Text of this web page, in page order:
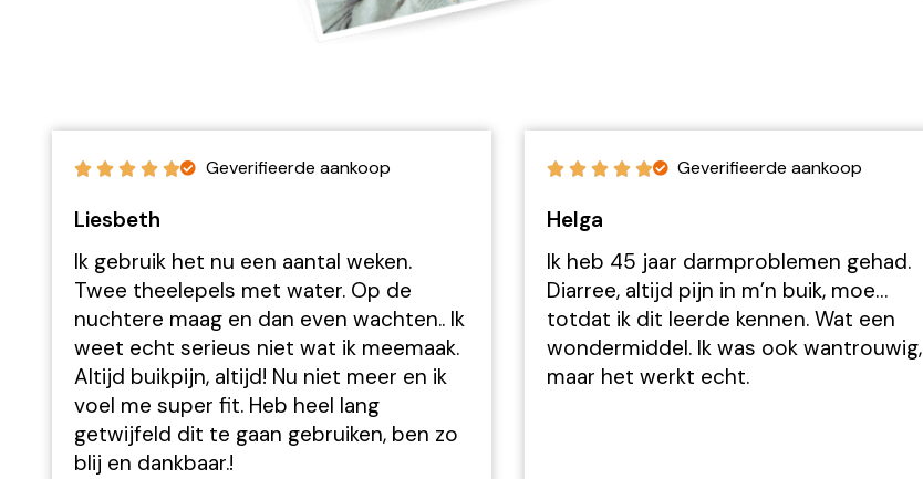
Geverifieerde aankoop
Liesbeth
Ik gebruik het nu een aantal weken.
Twee theelepels met water. Op de
nuchtere maag en dan even wachten.. Ik
weet echt serieus niet wat ik meemaak.
Altijd buikpijn, altijd! Nu niet meer en ik
voel me super fit. Heb heel lang
getwijfeld dit te gaan gebruiken, ben zo
blij en dankbaar.!
Geverifieerde aankoop
Helga
Ik heb 45 jaar darmproblemen gehad.
Diarree, altijd pijn in m’n buik, moe…
totdat ik dit leerde kennen. Wat een
wondermiddel. Ik was ook wantrouwig,
maar het werkt echt.